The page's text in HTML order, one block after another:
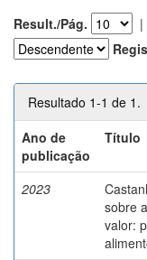
Result./Pág. |
Resultado 1-1 de 1.
Ano de
publicação
Título
2023
sobre
valor: